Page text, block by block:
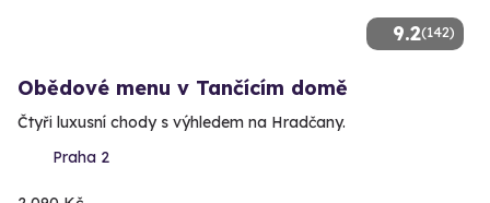
9.2(142)
Obědové menu v Tančícím domě
Čtyři luxusní chody s výhledem na Hradčany.
Praha 2